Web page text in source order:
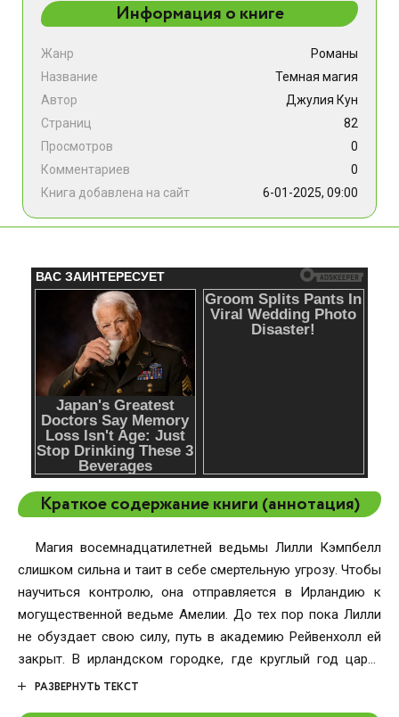
Информация о книге
Жанр
Романы
Название
Темная магия
Автор
Джулия Кун
Страниц
82
Просмотров
0
Комментариев
0
Книга добавлена на сайт
6-01-2025, 09:00
Краткое содержание книги (аннотация)
Магия восемнадцатилетней ведьмы Лилли Кэмпбелл
слишком сильна и таит в себе смертельную угрозу. Чтобы
научиться контролю, она отправляется в Ирландию к
могущественной ведьме Амелии. До тех пор пока Лилли
не обуздает свою силу, путь в академию Рейвенхолл ей
закрыт. В ирландском городке, где круглый год царит
Хеллоуин, Лилли встречает местного колдуна Райана.
РАЗВЕРНУТЬ ТЕКСТ